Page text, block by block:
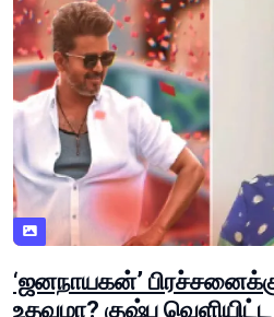
‘ஜனநாயகன்’
உதவுமா? குஷ்பு